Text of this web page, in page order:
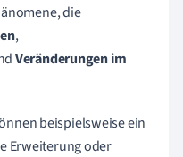
die
,
Veränderungen im
beispielsweise ein
Erweiterung oder